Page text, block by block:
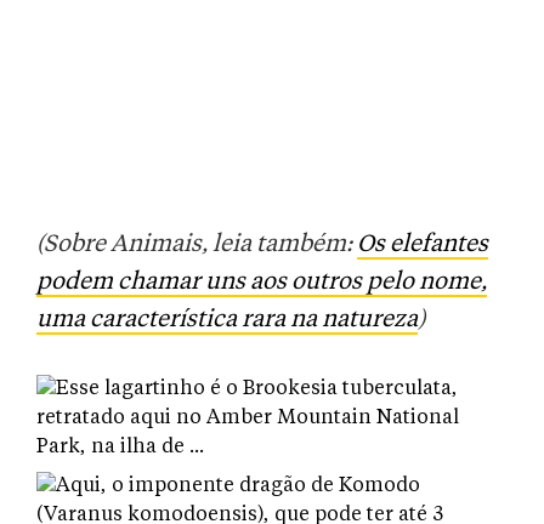
(Sobre Animais, leia também: Os elefantes
podem chamar uns aos outros pelo nome,
uma característica rara na natureza)